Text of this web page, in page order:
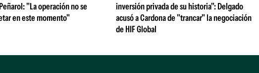
"La operación no se
en este momento"
inversión privada de su historia": Delgado
acusó a Cardona de "trancar" la negociación
de HIF Global